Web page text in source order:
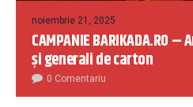
noiembrie 21, 2025
CAMPANIE BARIKADA.RO
și generali de carton
0 Comentariu